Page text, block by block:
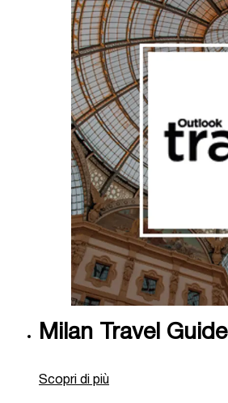
Milan Travel Guide
Scopri di più